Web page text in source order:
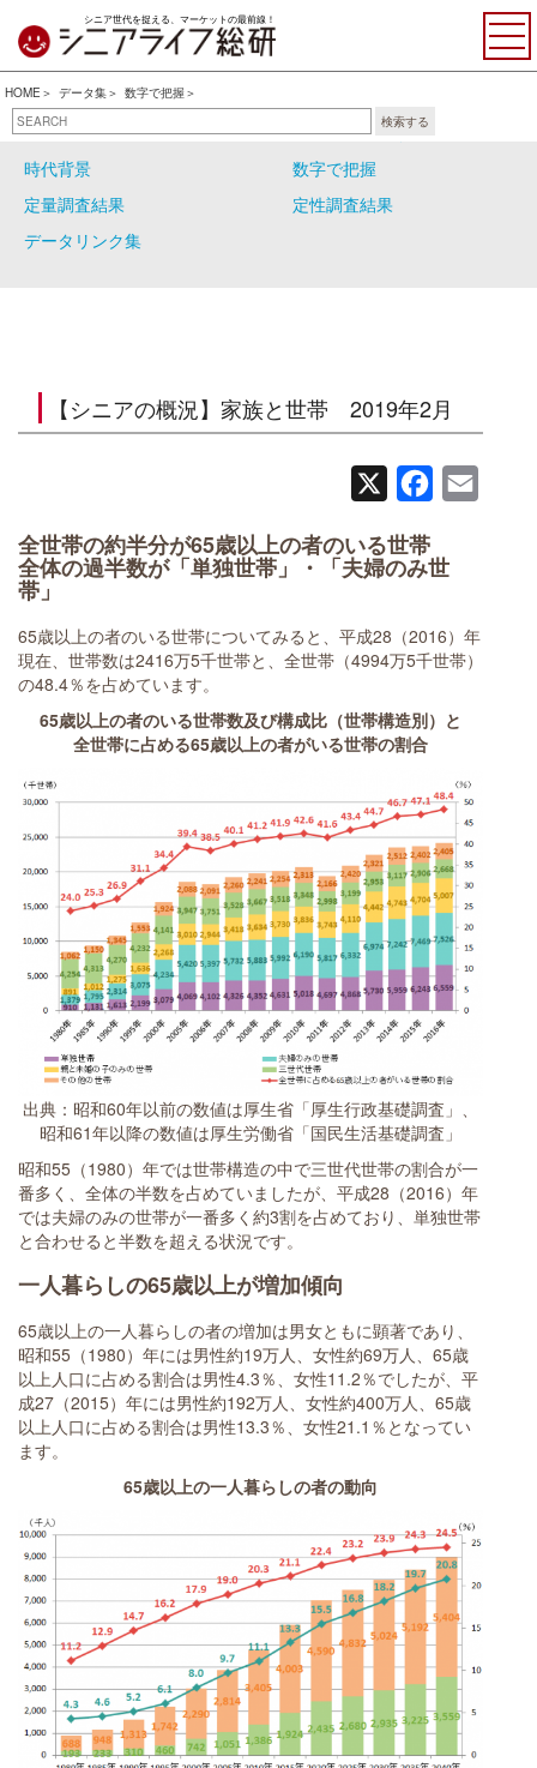
シニア世代を捉える、マーケットの最前線！
HOME データ集
数字で把握
検索する
自主調査結果
シニアの大分類
時代背景
数字で把握
定量調査結果
定性調査結果
データリンク集
【シニアの概況】家族と世帯 2019年2月
Facebook
全世帯の約半分が65歳以上の者のいる世帯
全体の過半数が「単独世帯」・「夫婦のみ世
帯」
65歳以上の者のいる世帯についてみると、平成28（2016）年
現在、世帯数は2416万5千世帯と、全世帯（4994万5千世帯）
の48.4％を占めています。
65歳以上の者のいる世帯数及び構成比（世帯構造別）と
全世帯に占める65歳以上の者がいる世帯の割合
出典：昭和60年以前の数値は厚生省「厚生行政基礎調査」、
昭和61年以降の数値は厚生労働省「国民生活基礎調査」
昭和55（1980）年では世帯構造の中で三世代世帯の割合が一
番多く、全体の半数を占めていましたが、平成28（2016）年
では夫婦のみの世帯が一番多く約3割を占めており、単独世帯
と合わせると半数を超える状況です。
一人暮らしの65歳以上が増加傾向
65歳以上の一人暮らしの者の増加は男女ともに顕著であり、
昭和55（1980）年には男性約19万人、女性約69万人、65歳
以上人口に占める割合は男性4.3％、女性11.2％でしたが、平
成27（2015）年には男性約192万人、女性約400万人、65歳
以上人口に占める割合は男性13.3％、女性21.1％となってい
ます。
65歳以上の一人暮らしの者の動向